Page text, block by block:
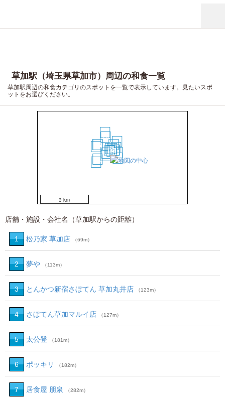
草加駅（埼玉県草加市）周辺の和食一覧
草加駅周辺の和食カテゴリのスポットを一覧で表示しています。見たいスポ
ットをお選びください。
1
23
4
5
6 78
9
10
11 12
13
14
15
16
18
19
20
3 km
店舗・施設・会社名（草加駅からの距離）
1 松乃家 草加店 （69m）
2 夢や （113m）
3 とんかつ新宿さぼてん 草加丸井店 （123m）
4 さぼてん草加マルイ店 （127m）
5 太公登 （181m）
6 ポッキリ （182m）
7 居食屋 朋泉 （282m）